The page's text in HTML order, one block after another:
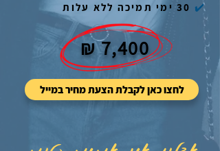
✔️ 30 ימי תמיכה ללא עלות
7,400 ₪
לחצו כאן לקבלת הצעת מחיר במייל